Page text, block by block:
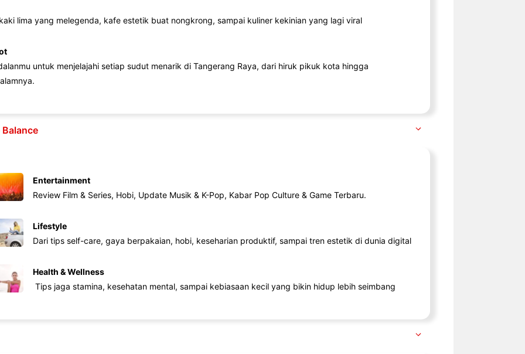
lima yang melegenda, kafe estetik buat nongkrong, sampai kuliner kekinian yang lagi viral
untuk menjelajahi setiap sudut menarik di Tangerang Raya, dari hiruk pikuk kota hingga
Balance
Entertainment
Review Film & Series, Hobi, Update Musik & K-Pop, Kabar Pop Culture & Game Terbaru.
Lifestyle
Dari tips self-care, gaya berpakaian, hobi, keseharian produktif, sampai tren estetik di dunia digital
Health & Wellness
Tips jaga stamina, kesehatan mental, sampai kebiasaan kecil yang bikin hidup lebih seimbang